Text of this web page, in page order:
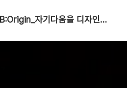
B:Origin_자기다움을 디자인합니다